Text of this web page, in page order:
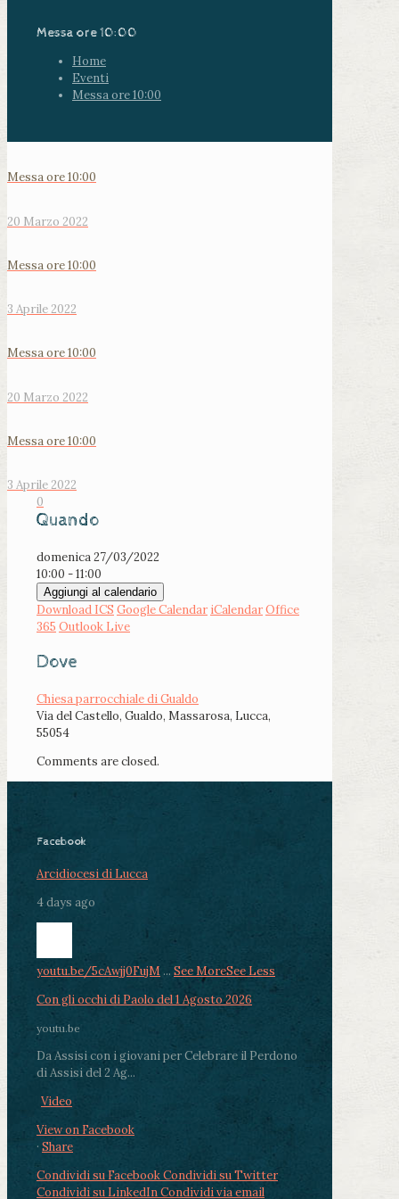
Messa ore 10:00
Home
Eventi
Messa ore 10:00
Messa ore 10:00
20 Marzo 2022
Messa ore 10:00
3 Aprile 2022
Messa ore 10:00
20 Marzo 2022
Messa ore 10:00
3 Aprile 2022
0
Quando
domenica 27/03/2022
10:00 - 11:00
Aggiungi al calendario
Download ICS Google Calendar iCalendarOffice
365 Outlook Live
Dove
Chiesa parrocchiale di Gualdo
Via del Castello, Gualdo, Massarosa, Lucca,
55054
Comments are closed.
Facebook
Arcidiocesi di Lucca
4 days ago
youtu.be/5cAwjj0FujM ... See MoreSee Less
Con gli occhi di Paolo del 1 Agosto 2026
youtu.be
Da Assisi con i giovani per Celebrare il Perdono
di Assisi del 2 Ag...
Video
View on Facebook
· Share
Condividi su FacebookCondividi su Twitter
Condividi su LinkedInCondividi via email